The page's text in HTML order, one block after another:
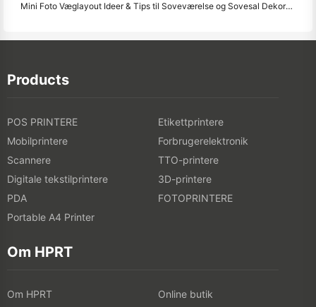
Mini Foto Væglayout Ideer & Tips til Soveværelse og Sovesal Dekoration
Products
POS PRINTERE
Etikettprintere
Mobilprintere
Forbrugerelektronik
Scannere
TTO-printere
Digitale tekstilprintere
3D-printere
PDA
FOTOPRINTERE
Portable A4 Printer
Om HPRT
Om HPRT
Online butik